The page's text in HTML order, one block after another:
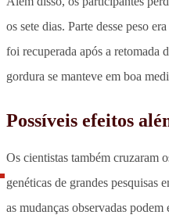
os sete dias. Parte desse peso
foi recuperada após a retomada
gordura se manteve em boa
Possíveis efeitos
Os cientistas também cruzaram
genéticas de grandes pesquisas
as mudanças observadas podem